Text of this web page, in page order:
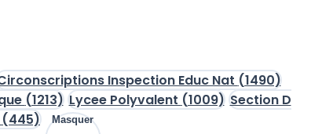
Inspection Educ Nat (1490)
(1213) Lycee Polyvalent (1009) Section D
(445) Masquer